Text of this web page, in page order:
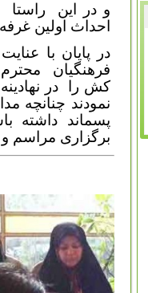
و در این
راستا
احداث اولین
در پایان با
فرهنگیان
محترم
کش را
در
نمودند چنانچه
پسماند داشته
برگزاری مراسم